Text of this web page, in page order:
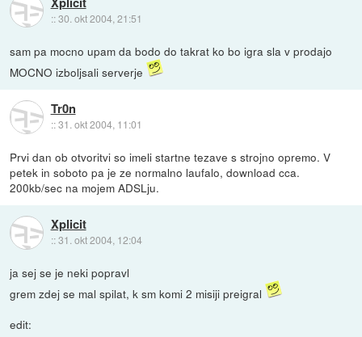
::30. okt 2004, 21:51
sam pa mocno upam da bodo do takrat ko bo igra sla v prodajo
MOCNO izboljsali serverje
Tr0n
::31. okt 2004, 11:01
Prvi dan ob otvoritvi so imeli startne tezave s strojno opremo. V
petek in soboto pa je ze normalno laufalo, download cca.
200kb/sec na mojem ADSLju.
Xplicit
::31. okt 2004, 12:04
ja sej se je neki popravl
grem zdej se mal spilat, k sm komi 2 misiji preigral
edit: